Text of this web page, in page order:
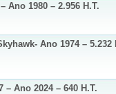
Ano 1980 – 2.956 H.T.
Ano 1974 – 5.232
– Ano 2024 – 640 H.T.